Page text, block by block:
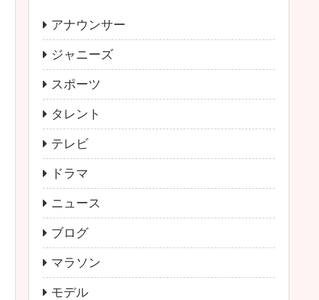
アナウンサー
ジャニーズ
スポーツ
タレント
テレビ
ドラマ
ニュース
ブログ
マラソン
モデル